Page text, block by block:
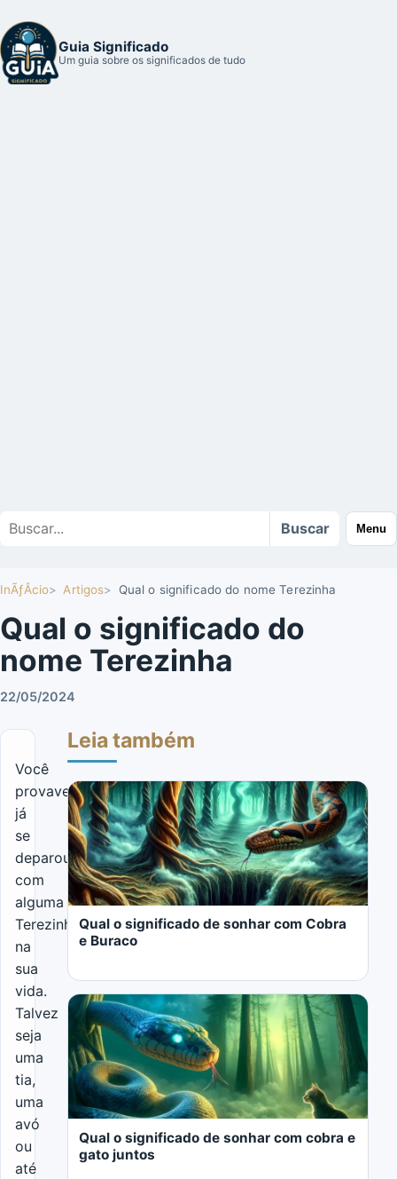
Guia Significado
Um guia sobre os significados de tudo
Buscar
Buscar Menu
InÃƒÂ­cio Artigos Qual o significado do nome Terezinha
Qual o significado do
nome Terezinha
22/05/2024
Você
provavelmente
já
se
deparou
com
alguma
Terezinha
na
sua
vida.
Talvez
seja
uma
tia,
uma
avó
ou
até
Leia também
Qual o significado de sonhar com Cobra
e Buraco
LER MAIS
Qual o significado de sonhar com cobra e
gato juntos